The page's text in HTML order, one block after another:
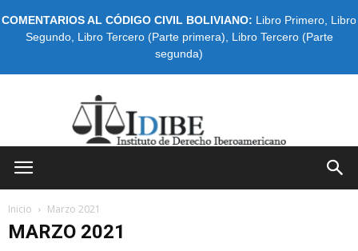
COMENTARIOS AL CÓDIGO CIVIL BOLIVIANO: Libro Primero Libro
Segundo, Libro Tercero (Parte primera)
Libro Tercero (Parte
segunda)
Inicio Marzo 2021
MARZO 2021